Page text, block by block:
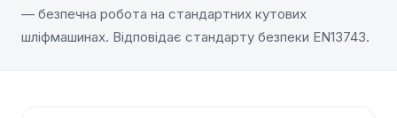
— безпечна робота на стандартних кутових
шліфмашинах. Відповідає стандарту безпеки EN13743.